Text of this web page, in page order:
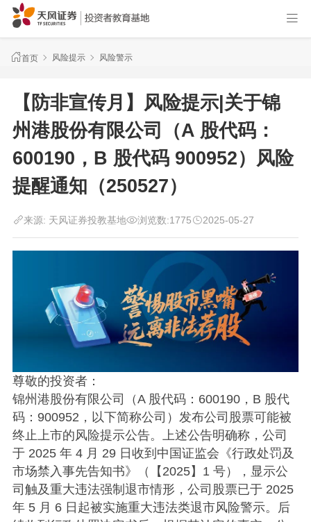
首页 风险提示 风险警示
【防非宣传月】风险提示|关于锦
州港股份有限公司（A 股代码：
600190，B 股代码 900952）风险
提醒通知（250527）
来源: 天风证券投教基地 浏览数:1775 2025-05-27
尊敬的投资者：
锦州港股份有限公司（A 股代码：600190，B 股代
码：900952，以下简称公司）发布公司股票可能被
终止上市的风险提示公告。上述公告明确称，公司
于 2025 年 4 月 29 日收到中国证监会《行政处罚及
市场禁入事先告知书》（【2025】1 号），显示公
司触及重大违法强制退市情形，公司股票已于 2025
年 5 月 6 日起被实施重大违法类退市风险警示。后